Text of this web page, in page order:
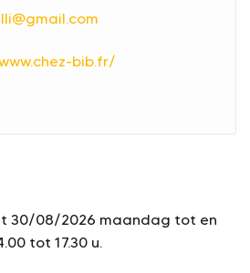
bib.fr/
30/08/2026 maandag tot en
tot 17.30 u.